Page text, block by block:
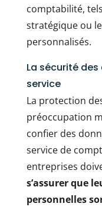
comptabilité,
stratégique ou
personnalisés.
La sécurité
service
La protection
préoccupation
confier des
service de
entreprises
s’assurer que
personnelles